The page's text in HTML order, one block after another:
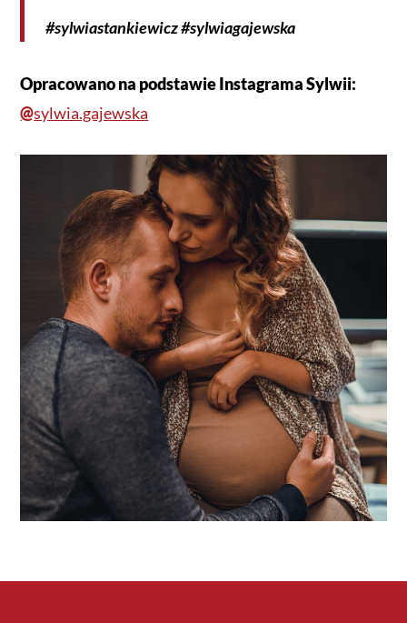
#sylwiastankiewicz #sylwiagajewska
Opracowano na podstawie Instagrama Sylwii:
@sylwia.gajewska